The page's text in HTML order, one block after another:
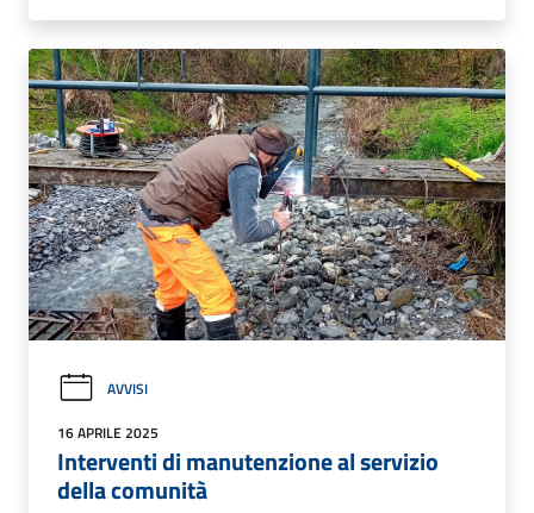
AVVISI
16 APRILE 2025
Interventi di manutenzione al servizio
della comunità